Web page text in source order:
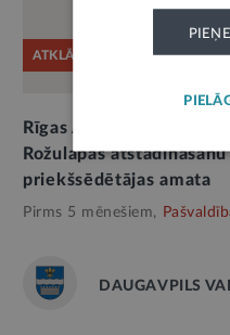
ATKLĀTĀ VĒSTULE
Rīgas Apkaimju
Rožulapas
priekšsēdētājas amata
Pirms 5 mēnešiem,
DAUGAVPILS